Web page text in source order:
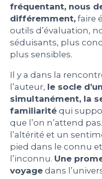
fréquentant, nous
différemment, faire
outils d’évaluation,
séduisants, plus
plus sensibles.
Il y a dans la
l’auteur, le socle
simultanément, la
familiarité qui
que l’on n’attend
l’altérité et un
pied dans le connu
l’inconnu. Une
voyage dans